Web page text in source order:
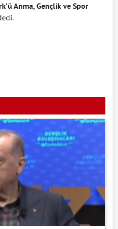
Anma, Gençlik ve Spor